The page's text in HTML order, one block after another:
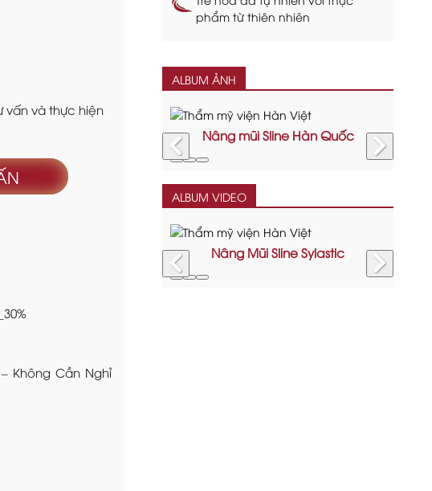
vấn và thực hiện
Không Cần Nghỉ
phẩm từ thiên nhiên
ALBUM ẢNH
Nâng mũi Sline Hàn Quốc
ALBUM VIDEO
Nâng Mũi Sline Sylastic